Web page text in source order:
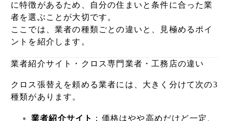
に特徴があるため、自分の住まいと条件に合った業
者を選ぶことが大切です。
ここでは、業者の種類ごとの違いと、見極めるポイ
ントを紹介します。
業者紹介サイト・クロス専門業者・工務店の違い
クロス張替えを頼める業者には、大きく分けて次の3
種類があります。
業者紹介サイト ：価格はやや高めだけど一定、